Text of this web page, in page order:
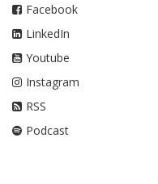
Facebook
LinkedIn
Youtube
Instagram
RSS
Podcast